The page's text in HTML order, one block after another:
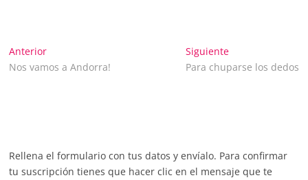
Navegación
AnteriorEntrada
anterior:
Nos vamos a Andorra!
SiguienteEntrada
siguiente:
Para chuparse los dedos
Rellena el formulario con tus datos y envíalo. Para confirmar
tu suscripción tienes que hacer clic en el mensaje que te